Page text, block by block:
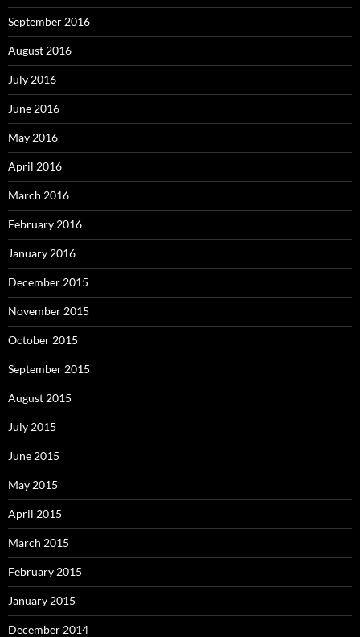
September 2016
August 2016
July 2016
June 2016
May 2016
April 2016
March 2016
February 2016
January 2016
December 2015
November 2015
October 2015
September 2015
August 2015
July 2015
June 2015
May 2015
April 2015
March 2015
February 2015
January 2015
December 2014